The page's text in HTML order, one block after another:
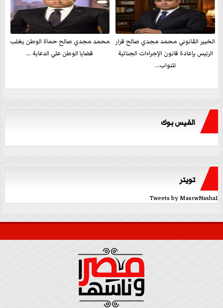
الخبير القانوني محمد مجدي صالح قرار
الرئيس بإعادة قانون الإجراءات الجنائية
للنواب...
محمد مجدي صالح حماة الوطن يغلب
قضايا الوطن علي الدعاية ...
الفيس بوك
تويتر
Tweets by MasrwNasha1